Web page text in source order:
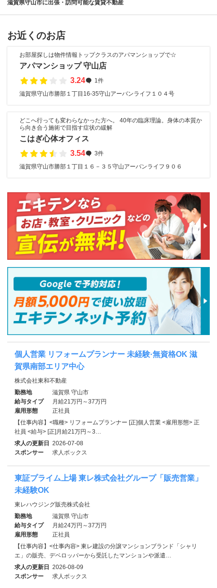
滋賀県守山市に出張・訪問可能な賃貸不動産
お近くのお店
お部屋探しは物件情報トップクラスのアパマンショップで☆
アパマンショップ 守山店
3.24
1件
滋賀県守山市勝部１丁目16-35守山アーバンライフ１０４号
どこへ行っても変わらなかった方へ。 40年の臨床理論。身体の本質か
ら向き合う施術で目指す症状の緩解
こはぎ心体オフィス
3.54
3件
滋賀県守山市勝部１丁目１６－３５守山アーバンライフ９０６
個人営業 リフォームプランナー 未経験·無資格OK 滋
賀県南部エリア中心
株式会社東和不動産
勤務地
滋賀県 守山市
給与タイプ
月給21万円～37万円
雇用形態
正社員
【仕事内容】<職種> リフォームプランナー [正]個人営業 <雇用形態> 正
社員 <給与> [正]月給21万円～3…
求人の更新日 2026-07-08
スポンサー
求人ボックス
東証プライム上場 東レ株式会社グループ「販売営業」
未経験OK
東レハウジング販売株式会社
勤務地
滋賀県 守山市
給与タイプ
月給24万円～37万円
雇用形態
正社員
【仕事内容】<仕事内容> 東レ建設の分譲マンションブランド「シャリ
エ」の販売、デベロッパーから受託したマンションや派遣…
求人の更新日 2026-08-09
スポンサー
求人ボックス